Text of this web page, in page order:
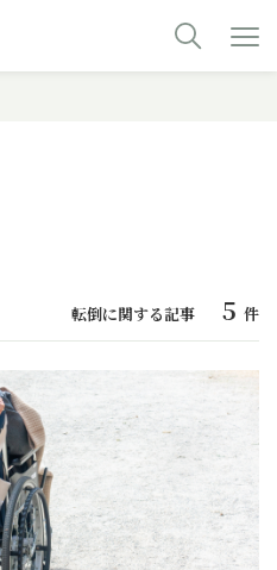
転倒に関する記事 5 件